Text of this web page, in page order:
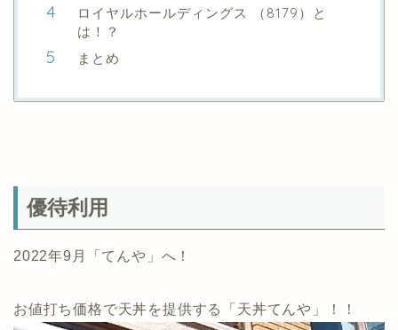
ロイヤルホールディングス （8179）と
は！？
まとめ
優待利用
2022年9月「てんや」へ！
お値打ち価格で天丼を提供する「天丼てんや」！！